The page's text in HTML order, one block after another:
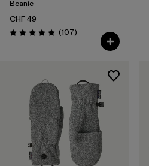
Beanie
CHF 49
Valutazione: 4.8 / 5
(107Recensioni
)